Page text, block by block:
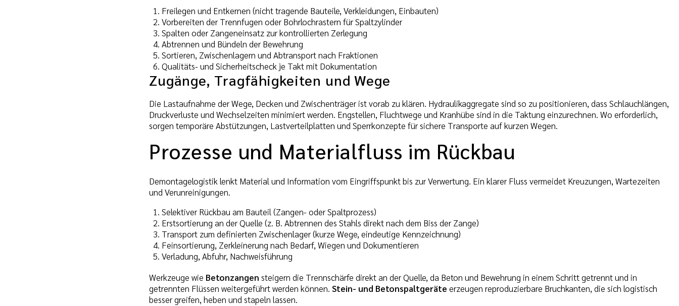
Freilegen und Entkernen (nicht tragende Bauteile, Verkleidungen, Einbauten)
Vorbereiten der Trennfugen oder Bohrlochrastern für Spaltzylinder
Spalten oder Zangeneinsatz zur kontrollierten Zerlegung
Abtrennen und Bündeln der Bewehrung
Sortieren, Zwischenlagern und Abtransport nach Fraktionen
Qualitäts- und Sicherheitscheck je Takt mit Dokumentation
Zugänge, Tragfähigkeiten und Wege
Die Lastaufnahme der Wege, Decken und Zwischenträger ist vorab zu klären. Hydraulikaggregate sind so zu positionieren, dass Schlauchlängen,
Druckverluste und Wechselzeiten minimiert werden. Engstellen, Fluchtwege und Kranhübe sind in die Taktung einzurechnen. Wo erforderlich,
sorgen temporäre Abstützungen, Lastverteilplatten und Sperrkonzepte für sichere Transporte auf kurzen Wegen.
Prozesse und Materialfluss im Rückbau
Demontagelogistik lenkt Material und Information vom Eingriffspunkt bis zur Verwertung. Ein klarer Fluss vermeidet Kreuzungen, Wartezeiten
und Verunreinigungen.
Selektiver Rückbau am Bauteil (Zangen- oder Spaltprozess)
Erstsortierung an der Quelle (z. B. Abtrennen des Stahls direkt nach dem Biss der Zange)
Transport zum definierten Zwischenlager (kurze Wege, eindeutige Kennzeichnung)
Feinsortierung, Zerkleinerung nach Bedarf, Wiegen und Dokumentieren
Verladung, Abfuhr, Nachweisführung
Werkzeuge wie Betonzangen steigern die Trennschärfe direkt an der Quelle, da Beton und Bewehrung in einem Schritt getrennt und in
getrennten Flüssen weitergeführt werden können. Stein- und Betonspaltgeräte erzeugen reproduzierbare Bruchkanten, die sich logistisch
besser greifen, heben und stapeln lassen.